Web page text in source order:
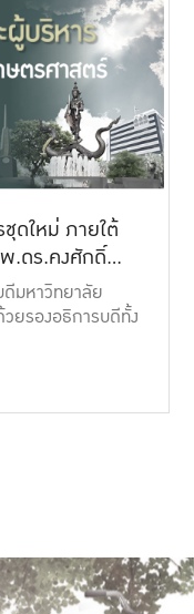
ดใหม่ ภายใต้
.ดร.คงศักดิ์
มหาวิทยาลัย
ยรองอธิการบดีทั้ง